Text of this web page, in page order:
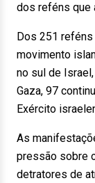
dos reféns que
Dos 251 reféns
movimento
no sul de
Gaza, 97
Exército
As
pressão sobre
detratores de